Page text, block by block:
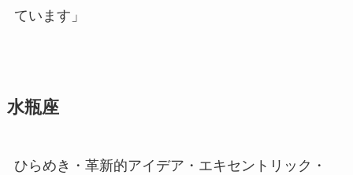
ています」
水瓶座
ひらめき・革新的アイデア・エキセントリック・